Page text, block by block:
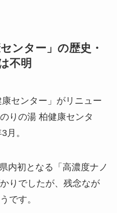
ンター」の歴史・
不明
センター」がリニュー
りの湯 柏健康センタ
月。
内初となる「高濃度ナノ
りでしたが、残念なが
です。